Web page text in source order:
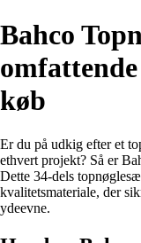
Bahco
køb
Er du på udkig efter et
ethvert projekt? Så er
Dette 34-dels
kvalitetsmateriale, der
ydeevne.